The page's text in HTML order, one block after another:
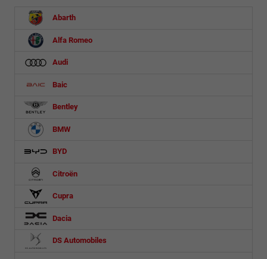
Abarth
Alfa Romeo
Audi
Baic
Bentley
BMW
BYD
Citroën
Cupra
Dacia
DS Automobiles